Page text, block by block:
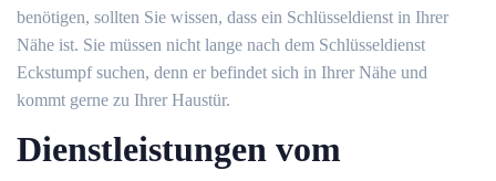
benötigen, sollten Sie wissen, dass ein Schlüsseldienst in Ihrer
Nähe ist. Sie müssen nicht lange nach dem Schlüsseldienst
Eckstumpf suchen, denn er befindet sich in Ihrer Nähe und
kommt gerne zu Ihrer Haustür.
Dienstleistungen vom